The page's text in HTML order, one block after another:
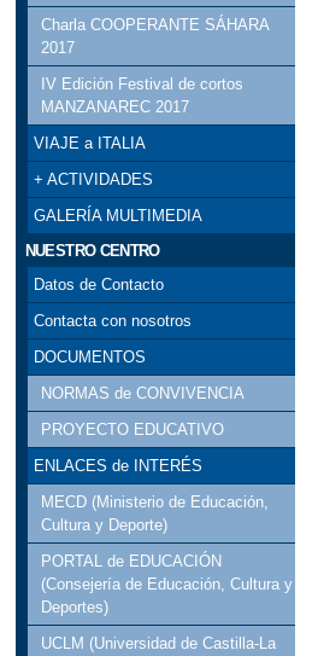
Charla COOPERANTE SÁHARA
2017
IV Edición Festival de cortos
MANZANAREC 2017
VIAJE a ITALIA
+ ACTIVIDADES
GALERÍA MULTIMEDIA
NUESTRO CENTRO
Datos de Contacto
Contacta con nosotros
DOCUMENTOS
NORMAS de CONVIVENCIA
PROYECTO EDUCATIVO
ENLACES de INTERÉS
MECD (Ministerio de Educación,
Cultura y Deporte)
PORTAL de EDUCACIÓN
(Consejería de Educación, Cultura y
Deportes)
UCLM (Universidad de Castilla-La